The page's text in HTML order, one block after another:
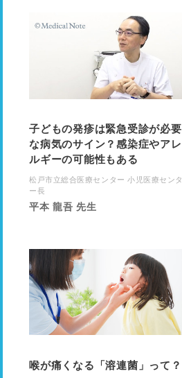
子どもの発疹は緊急受診が必要
な病気のサイン？感染症やアレ
ルギーの可能性もある
松戸市立総合医療センター 小児医療センタ
ー長
平本 龍吾 先生
喉が痛くなる「溶連菌」って？